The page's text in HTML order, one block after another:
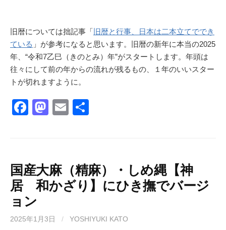
旧暦については拙記事「 旧暦と行事、日本は二本立てででき
ている 」が参考になると思います。旧暦の新年に本当の2025
年、“令和7乙巳（きのとみ）年”がスタートします。年頭は
往々にして前の年からの流れが残るもの、１年のいいスター
トが切れますように。
F
b
o
o
k
M
d
o
E
国産大麻（精麻）・しめ縄【神
居 和かざり】にひき撫でバージ
ョン
2025年1月3日 / YOSHIYUKI KATO